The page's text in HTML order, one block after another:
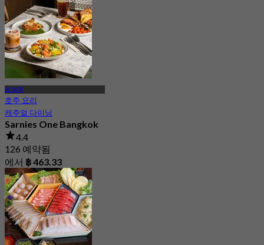
에서฿ 399
원 방콕
호주 요리
캐주얼 다이닝
Sarnies One Bangkok
4.4
126 예약됨
에서 ฿ 463.33